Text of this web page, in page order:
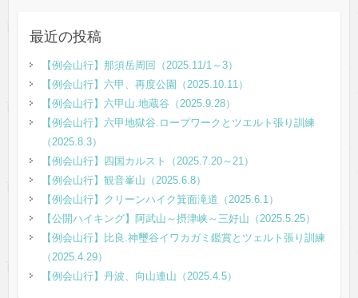
最近の投稿
【例会山行】那須岳周回（2025.11/1～3）
【例会山行】六甲、再度公園（2025.10.11）
【例会山行】六甲山.地蔵谷（2025.9.28）
【例会山行】六甲地獄谷.ロープワークとツエルト張り訓練
（2025.8.3）
【例会山行】四国カルスト（2025.7.20～21）
【例会山行】観音峯山（2025.6.8）
【例会山行】クリーンハイク箕面滝道（2025.6.1）
【公開ハイキング】阿武山～摂津峡～三好山（2025.5.25）
【例会山行】比良.神璽谷イワカガミ鑑賞とツェルト張り訓練
（2025.4.29）
【例会山行】丹波、向山連山（2025.4.5）